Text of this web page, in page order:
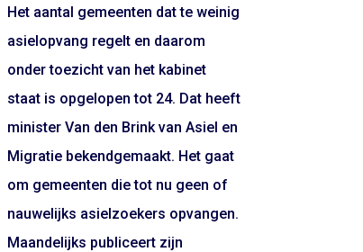
Het aantal gemeenten dat te weinig
asielopvang regelt en daarom
onder toezicht van het kabinet
staat is opgelopen tot 24. Dat heeft
minister Van den Brink van Asiel en
Migratie bekendgemaakt. Het gaat
om gemeenten die tot nu geen of
nauwelijks asielzoekers opvangen.
Maandelijks publiceert zijn